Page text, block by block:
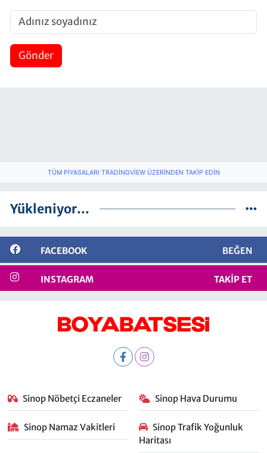
Gönder
TÜM PIYASALARI TRADINGVIEW ÜZERINDEN TAKIP EDIN
Yükleniyor...
FACEBOOK BEĞEN
INSTAGRAM TAKIP ET
Sinop Nöbetçi Eczaneler Sinop Hava Durumu
Sinop Namaz Vakitleri
Sinop Trafik Yoğunluk
Haritası